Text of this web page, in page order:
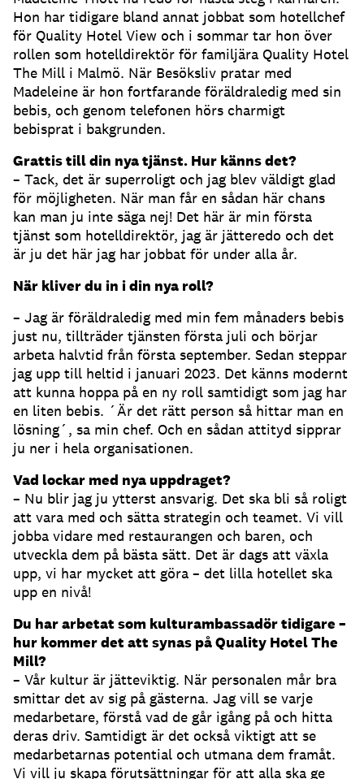
Hon har tidigare bland annat jobbat som hotellchef
för Quality Hotel View och i sommar tar hon över
rollen som hotelldirektör för familjära Quality Hotel
The Mill i Malmö. När Besöksliv pratar med
Madeleine är hon fortfarande föräldraledig med sin
bebis, och genom telefonen hörs charmigt
bebisprat i bakgrunden.
Grattis till din nya tjänst. Hur känns det?
– Tack, det är superroligt och jag blev väldigt glad
för möjligheten. När man får en sådan här chans
kan man ju inte säga nej! Det här är min första
tjänst som hotelldirektör, jag är jätteredo och det
är ju det här jag har jobbat för under alla år.
När kliver du in i din nya roll?
– Jag är föräldraledig med min fem månaders bebis
just nu, tillträder tjänsten första juli och börjar
arbeta halvtid från första september. Sedan steppar
jag upp till heltid i januari 2023. Det känns modernt
att kunna hoppa på en ny roll samtidigt som jag har
en liten bebis. ´Är det rätt person så hittar man en
lösning´, sa min chef. Och en sådan attityd sipprar
ju ner i hela organisationen.
Vad lockar med nya uppdraget?
– Nu blir jag ju ytterst ansvarig. Det ska bli så roligt
att vara med och sätta strategin och teamet. Vi vill
jobba vidare med restaurangen och baren, och
utveckla dem på bästa sätt. Det är dags att växla
upp, vi har mycket att göra – det lilla hotellet ska
upp en nivå!
Du har arbetat som kulturambassadör tidigare –
hur kommer det att synas på Quality Hotel The
Mill?
– Vår kultur är jätteviktig. När personalen mår bra
smittar det av sig på gästerna. Jag vill se varje
medarbetare, förstå vad de går igång på och hitta
deras driv. Samtidigt är det också viktigt att se
medarbetarnas potential och utmana dem framåt.
Vi vill ju skapa förutsättningar för att alla ska ge